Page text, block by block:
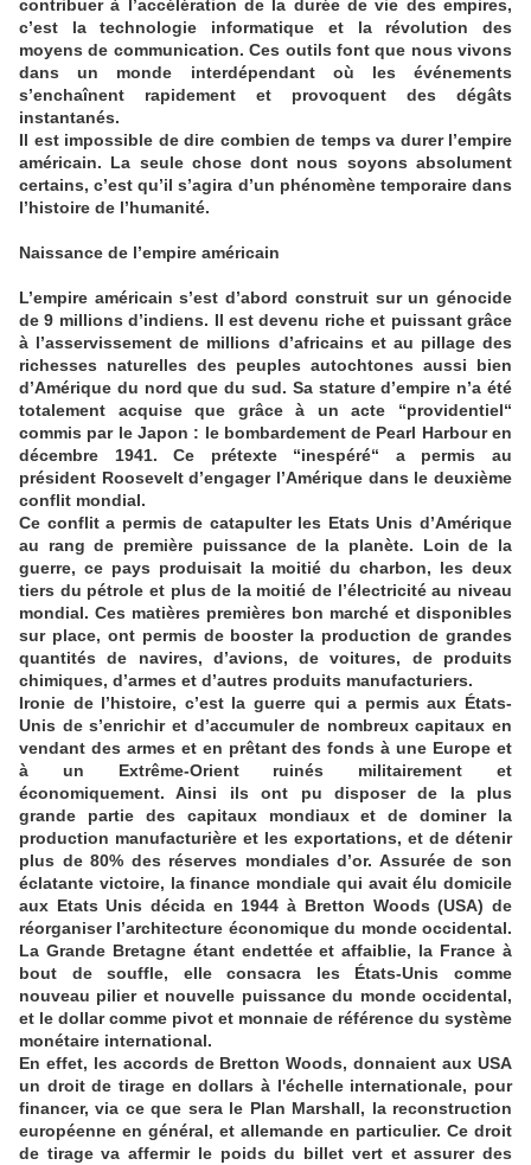
contribuer à l’accélération de la durée de vie des empires,
c’est la technologie informatique et la révolution des
moyens de communication. Ces outils font que nous vivons
dans un monde interdépendant où les événements
s’enchaînent rapidement et provoquent des dégâts
instantanés.
Il est impossible de dire combien de temps va durer l’empire
américain. La seule chose dont nous soyons absolument
certains, c’est qu’il s’agira d’un phénomène temporaire dans
l’histoire de l’humanité.
Naissance de l’empire américain
L’empire américain s’est d’abord construit sur un génocide
de 9 millions d’indiens. Il est devenu riche et puissant grâce
à l’asservissement de millions d’africains et au pillage des
richesses naturelles des peuples autochtones aussi bien
d’Amérique du nord que du sud. Sa stature d’empire n’a été
totalement acquise que grâce à un acte “providentiel“
commis par le Japon : le bombardement de Pearl Harbour en
décembre 1941. Ce prétexte “inespéré“ a permis au
président Roosevelt d’engager l’Amérique dans le deuxième
conflit mondial.
Ce conflit a permis de catapulter les Etats Unis d’Amérique
au rang de première puissance de la planète. Loin de la
guerre, ce pays produisait la moitié du charbon, les deux
tiers du pétrole et plus de la moitié de l’électricité au niveau
mondial. Ces matières premières bon marché et disponibles
sur place, ont permis de booster la production de grandes
quantités de navires, d’avions, de voitures, de produits
chimiques, d’armes et d’autres produits manufacturiers.
Ironie de l’histoire, c’est la guerre qui a permis aux États-
Unis de s’enrichir et d’accumuler de nombreux capitaux en
vendant des armes et en prêtant des fonds à une Europe et
à un Extrême-Orient ruinés militairement et
économiquement. Ainsi ils ont pu disposer de la plus
grande partie des capitaux mondiaux et de dominer la
production manufacturière et les exportations, et de détenir
plus de 80% des réserves mondiales d’or. Assurée de son
éclatante victoire, la finance mondiale qui avait élu domicile
aux Etats Unis décida en 1944 à Bretton Woods (USA) de
réorganiser l’architecture économique du monde occidental.
La Grande Bretagne étant endettée et affaiblie, la France à
bout de souffle, elle consacra les États-Unis comme
nouveau pilier et nouvelle puissance du monde occidental,
et le dollar comme pivot et monnaie de référence du système
monétaire international.
En effet, les accords de Bretton Woods, donnaient aux USA
un droit de tirage en dollars à l'échelle internationale, pour
financer, via ce que sera le Plan Marshall, la reconstruction
européenne en général, et allemande en particulier. Ce droit
de tirage va affermir le poids du billet vert et assurer des